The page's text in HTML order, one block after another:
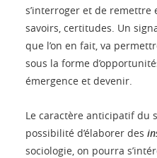
s’interroger et de remettre
savoirs, certitudes. Un
que l’on en fait, va
sous la forme
émergence et devenir.
Le caractère anticipatif du
possibilité d’élaborer des
sociologie, on pourra